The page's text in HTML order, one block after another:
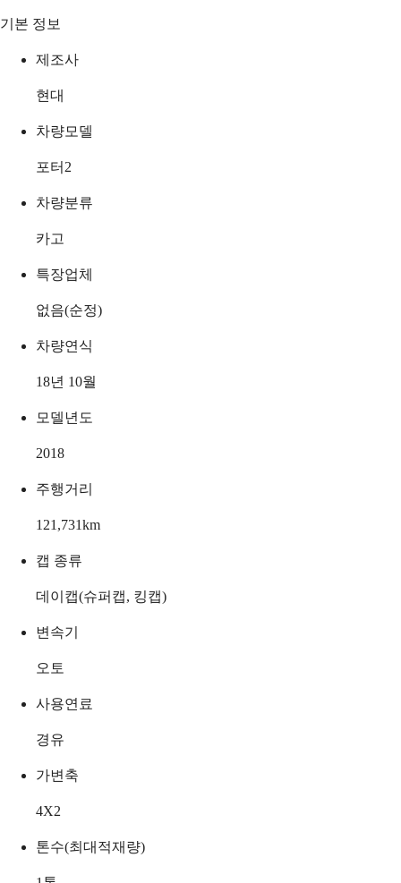
기본 정보
제조사
현대
차량모델
포터2
차량분류
카고
특장업체
없음(순정)
차량연식
18년 10월
모델년도
2018
주행거리
121,731km
캡 종류
데이캡(슈퍼캡, 킹캡)
변속기
오토
사용연료
경유
가변축
4X2
톤수(최대적재량)